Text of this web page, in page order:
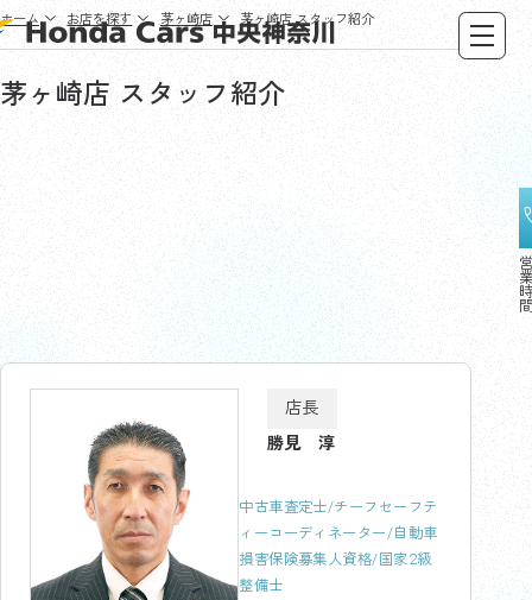
ホーム お店を探す 茅ヶ崎店 茅ヶ崎店スタッフ紹介
茅ヶ崎店 スタッフ紹介
店長
勝見 淳
中古車査定士/チーフセーフテ
ィーコーディネーター/自動車
損害保険募集人資格/国家2級
整備士